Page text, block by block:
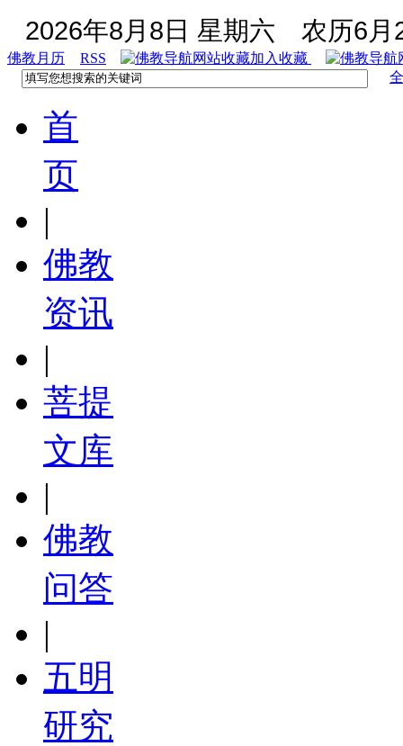
2026年8月8日 星期六 农历6月
佛教月历 RSS
加入收藏
首
页
|
佛教
资讯
|
菩提
文库
|
佛教
问答
|
五明
研究